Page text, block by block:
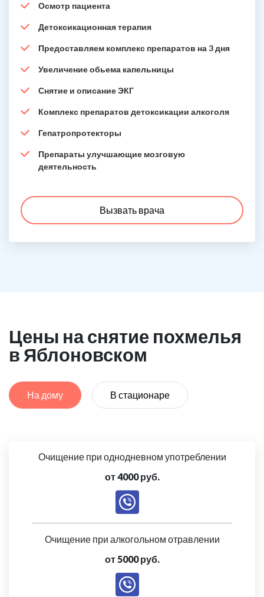
Осмотр пациента
Детоксикационная терапия
Предоставляем комплекс препаратов на 3 дня
Увеличение обьема капельницы
Снятие и описание ЭКГ
Комплекс препаратов детоксикации алкоголя
Гепатропротекторы
Препараты улучшающие мозговую
деятельность
Вызвать врача
Цены на снятие похмелья
в Яблоновском
На дому В стационаре
Очищение при однодневном употреблении
от 4000 руб.
Очищение при алкогольном отравлении
от 5000 руб.